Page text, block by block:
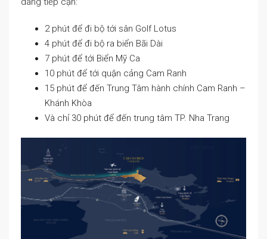
2 phút để đi bộ tới sân Golf Lotus
4 phút để đi bộ ra biển Bãi Dài
7 phút để tới Biển Mỹ Ca
10 phút để tới quận cảng Cam Ranh
15 phút để đến Trung Tâm hành chính Cam Ranh –
Khánh Khòa
Và chỉ 30 phút để đến trung tâm TP. Nha Trang